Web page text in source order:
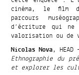
cinéma, le film
parcours
d’écriture qui
valorisation ou de
Nicolas Nova,
Ethnographie du
et explorer les